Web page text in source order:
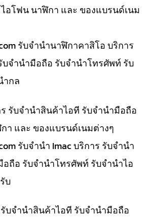
อโฟน นาฬิกา และ ของแบรนด์เนม
รับจำนำนาฬิกาคาสิโอ บริการ
จำนำมือถือ รับจำนำโทรศัพท์ รับ
ำกล
รับจำนำสินค้าไอที รับจำนำมือถือ
า และ ของแบรนด์เนมต่างๆ
รับจำนำ Imac บริการ รับจำนำ
ถือ รับจำนำโทรศัพท์ รับจำนำไอ
บ
บจำนำสินค้าไอที รับจำนำมือถือ